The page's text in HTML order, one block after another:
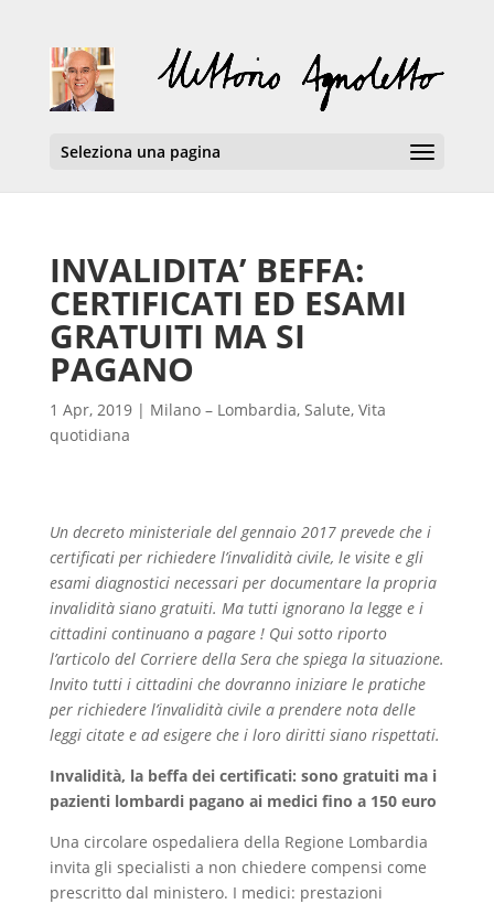
Seleziona una pagina
INVALIDITA’ BEFFA:
CERTIFICATI ED ESAMI
GRATUITI MA SI
PAGANO
1 Apr, 2019| Milano – Lombardia, Salute, Vita
quotidiana
Un decreto ministeriale del gennaio 2017 prevede che i
certificati per richiedere l’invalidità civile, le visite e gli
esami diagnostici necessari per documentare la propria
invalidità siano gratuiti. Ma tutti ignorano la legge e i
cittadini continuano a pagare ! Qui sotto riporto
l’articolo del Corriere della Sera che spiega la situazione.
lnvito tutti i cittadini che dovranno iniziare le pratiche
per richiedere l’invalidità civile a prendere nota delle
leggi citate e ad esigere che i loro diritti siano rispettati.
Invalidità, la beffa dei certificati: sono gratuiti ma i
pazienti lombardi pagano ai medici fino a 150 euro
Una circolare ospedaliera della Regione Lombardia
invita gli specialisti a non chiedere compensi come
prescritto dal ministero. I medici: prestazioni